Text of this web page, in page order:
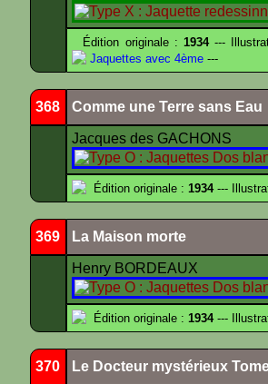
Édition originale : 1934---
Jaquettes avec 4ème ---
368 Comme une Terre sans Eau
Jacques des GACHONS
Édition originale : 1934---
369 La Maison morte
Henry BORDEAUX
Édition originale : 1934---
370 Le Docteur mystérieux